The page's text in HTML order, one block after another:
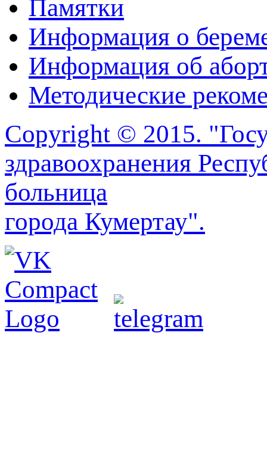
Памятки
Информация о
Информация об
Методические
Copyright © 2015.
здравоохранения
больница
города Кумертау".